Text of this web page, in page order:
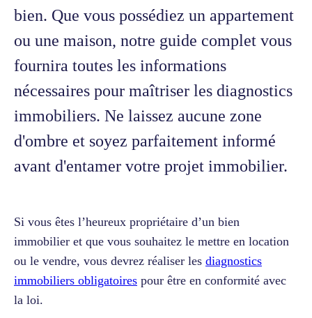
bien. Que vous possédiez un appartement
ou une maison, notre guide complet vous
fournira toutes les informations
nécessaires pour maîtriser les diagnostics
immobiliers. Ne laissez aucune zone
d'ombre et soyez parfaitement informé
avant d'entamer votre projet immobilier.
Si vous êtes l’heureux propriétaire d’un bien
immobilier et que vous souhaitez le mettre en location
ou le vendre, vous devrez réaliser les diagnostics
immobiliers obligatoires pour être en conformité avec
la loi.